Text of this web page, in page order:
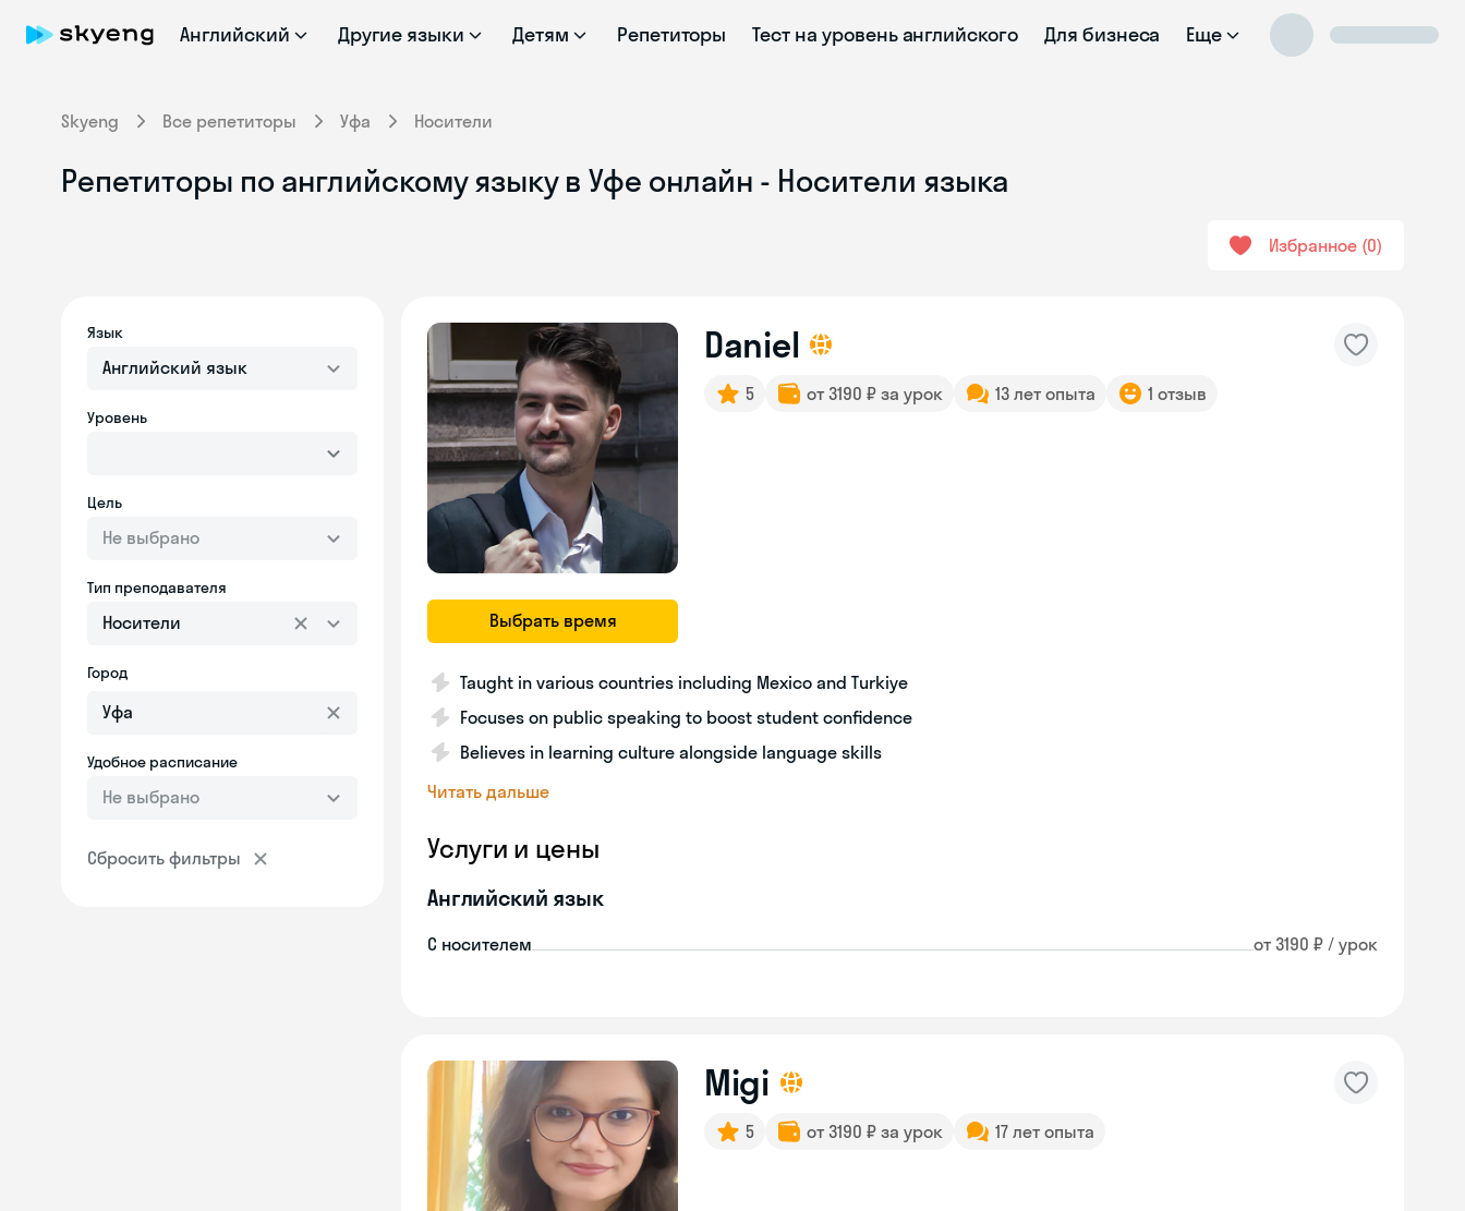
Английский Другие языки Детям Репетиторы Тест на уровень английского Для бизнеса Еще
Skyeng Все репетиторы Уфа Носители
Репетиторы по английскому языку в Уфе онлайн - Носители языка
Избранное 0
Язык
Английский язык
Уровень
Цель
Не выбрано
Тип преподавателя
Носители
Город
Удобное расписание
Не выбрано
Сбросить фильтры
Выбрать время
Daniel
5 от 3190 ₽ за урок 13 лет опыта 1 отзыв
Taught in various countries including Mexico and Turkiye
Focuses on public speaking to boost student confidence
Believes in learning culture alongside language skills
Читать дальше
Услуги и цены
Английский язык
С носителем от 3190 ₽ / урок
Migi
5 от 3190 ₽ за урок 17 лет опыта